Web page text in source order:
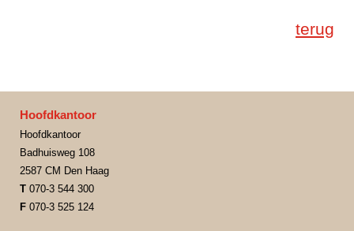
terug
Hoofdkantoor
Hoofdkantoor
Badhuisweg 108
2587 CM Den Haag
T 070-3 544 300
F 070-3 525 124